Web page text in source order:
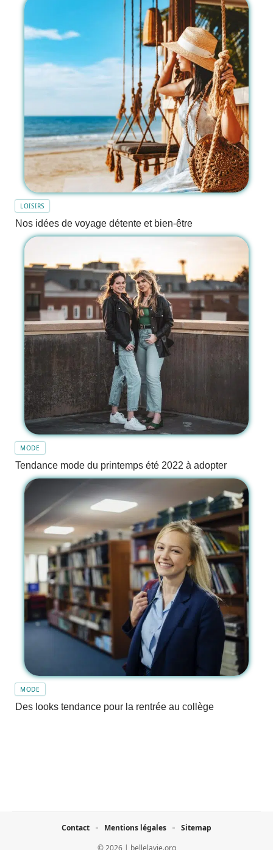
LOISIRS
Nos idées de voyage détente et bien-être
MODE
Tendance mode du printemps été 2022 à adopter
MODE
Des looks tendance pour la rentrée au collège
Contact Mentions légales Sitemap